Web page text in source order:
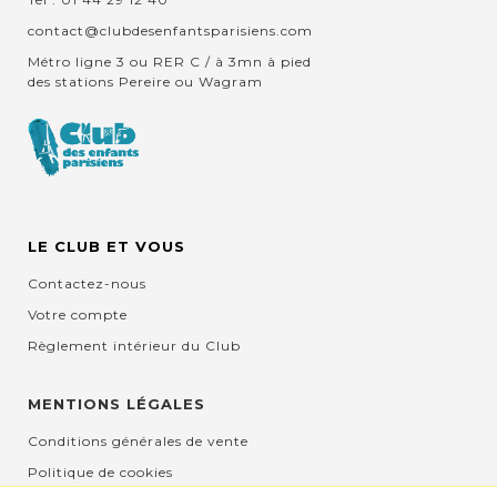
contact@clubdesenfantsparisiens.com
Métro ligne 3 ou RER C / à 3mn à pied
des stations Pereire ou Wagram
LE CLUB ET VOUS
Contactez-nous
Votre compte
Règlement intérieur du Club
MENTIONS LÉGALES
Conditions générales de vente
Politique de cookies